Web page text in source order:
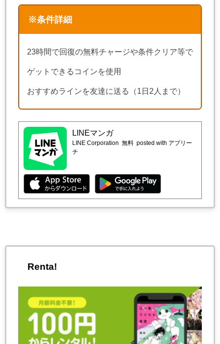
※条件詳細
23時間で回復の無料チャージや条件クリア等で
ゲットできるコインを使用
おすすめラインを友達に送る（1日2人まで）
LINEマンガ
LINE Corporation 無料 posted with アプリー
チ
Renta!